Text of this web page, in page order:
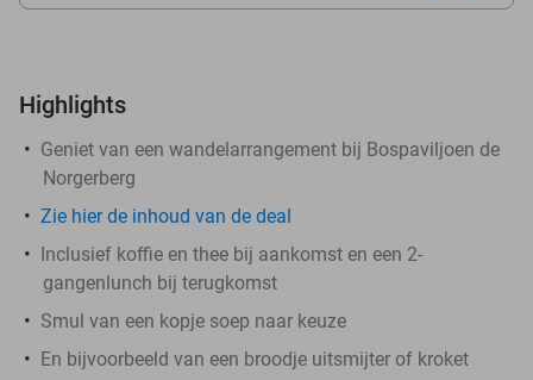
Highlights
Geniet van een wandelarrangement bij Bospaviljoen de
Norgerberg
Zie hierde inhoud van de deal
Inclusief koffie en thee bij aankomst en een 2-
gangenlunch bij terugkomst
Smul van een kopje soep naar keuze
En bijvoorbeeld van een broodje uitsmijter of kroket